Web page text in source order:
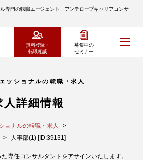
専門の転職エージェント アンテロープキャリアコンサ
無料登録・
転職相談
募集中の
セミナー
ッショナルの転職・求人
詳細情報
ョナルの転職・求人
人事部(1) [ID:39131]
専任コンサルタントをアサインいたします。